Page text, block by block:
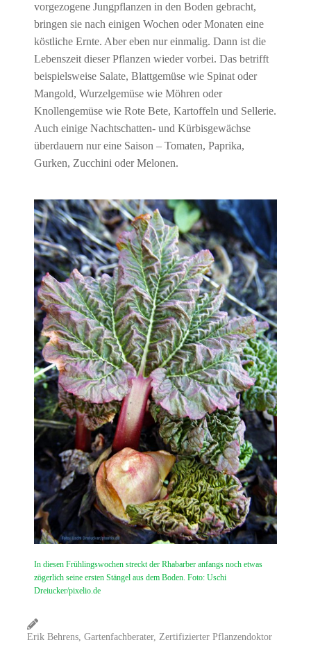
vorgezogene Jungpflanzen in den Boden gebracht,
bringen sie nach einigen Wochen oder Monaten eine
köstliche Ernte. Aber eben nur einmalig. Dann ist die
Lebenszeit dieser Pflanzen wieder vorbei. Das betrifft
beispielsweise Salate, Blattgemüse wie Spinat oder
Mangold, Wurzelgemüse wie Möhren oder
Knollengemüse wie Rote Bete, Kartoffeln und Sellerie.
Auch einige Nachtschatten- und Kürbisgewächse
überdauern nur eine Saison – Tomaten, Paprika,
Gurken, Zucchini oder Melonen.
In diesen Frühlingswochen streckt der Rhabarber anfangs noch etwas
zögerlich seine ersten Stängel aus dem Boden. Foto: Uschi
Dreiucker/pixelio.de
Erik Behrens, Gartenfachberater, Zertifizierter Pflanzendoktor